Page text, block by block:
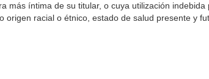
íntima de su titular, o cuya utilización
racial o étnico, estado de salud presente y